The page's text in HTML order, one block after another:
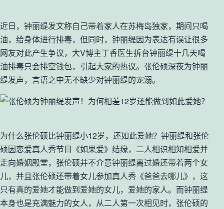
近日，钟丽缇发文称自己带着家人在苏梅岛独家，期间只喝
油，给身体进行排毒，但同时，钟丽缇因为表达有误让很多
网友对此产生争议，大V博主丁香医生拆台钟丽缇十几天喝
油排毒只会排空钱包，引起大家的热议。张伦硕深夜为钟丽
缇发声，言语之中无不缺少对钟丽缇的宠溺。
为什么张伦硕比钟丽缇小12岁，还如此爱她？钟丽缇和张伦
硕因恋爱真人秀节目《如果爱》结缘，二人相识相知相爱并
走向婚姻殿堂，张伦硕并不介意钟丽缇离过婚还带着两个女
儿，并且张伦硕还带着女儿参加真人秀《爸爸去哪儿》，这
只有真的爱她才能做到爱她的女儿，爱她的家人。而钟丽缇
本身也是充满魅力的女人，从二人第一次相见时，张伦硕的